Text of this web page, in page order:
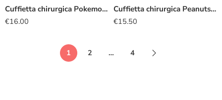
Cuffietta chirurgica Pokemon natalizia
€16.00
Cuffietta chirurgica Peanuts pattinaggio
€15.50
1 2 … 4